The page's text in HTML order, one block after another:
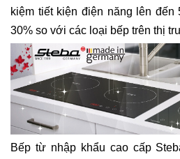
kiệm tiết kiện điện năng lên đến
30% so với các loại bếp trên thị
Bếp từ nhập khẩu cao cấp